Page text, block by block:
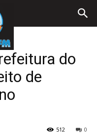
do
de
0
512